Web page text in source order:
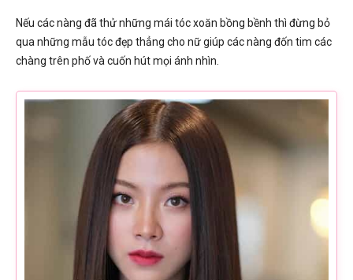
Nếu các nàng đã thử những mái tóc xoăn bồng bềnh thì đừng bỏ
qua những mẫu tóc đẹp thẳng cho nữ giúp các nàng đốn tim các
chàng trên phố và cuốn hút mọi ánh nhìn.